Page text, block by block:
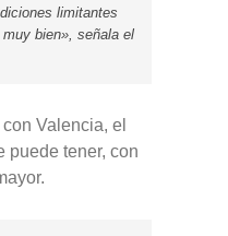
limitantes
bien», señala el
Valencia, el
puede tener, con